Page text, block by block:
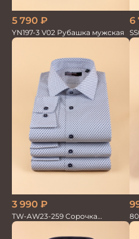
5 790 ₽
YN197-3 V02 Рубашка мужская
6
3 990 ₽
TW-AW23-259 Сорочка
мужская